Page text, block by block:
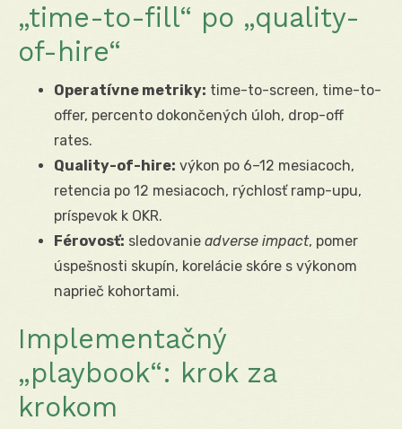
„time-to-fill“ po „quality-
of-hire“
Operatívne metriky: time-to-screen, time-to-
offer, percento dokončených úloh, drop-off
rates.
Quality-of-hire: výkon po 6–12 mesiacoch,
retencia po 12 mesiacoch, rýchlosť ramp-upu,
príspevok k OKR.
Férovosť: sledovanie adverse impact, pomer
úspešnosti skupín, korelácie skóre s výkonom
naprieč kohortami.
Implementačný
„playbook“: krok za
krokom